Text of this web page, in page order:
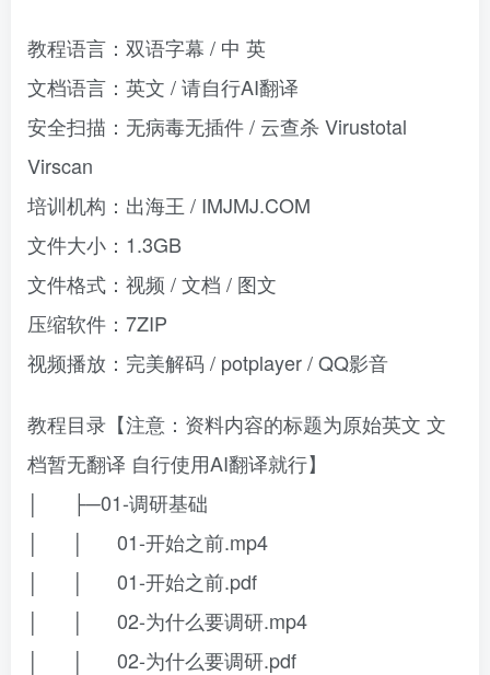
教程语言：双语字幕 / 中 英
文档语言：英文 / 请自行AI翻译
安全扫描：无病毒无插件 / 云查杀 Virustotal
Virscan
培训机构：出海王 / IMJMJ.COM
文件大小：1.3GB
文件格式：视频 / 文档 / 图文
压缩软件：7ZIP
视频播放：完美解码 / potplayer / QQ影音
教程目录【注意：资料内容的标题为原始英文 文
档暂无翻译 自行使用AI翻译就行】
│ ├─01-调研基础
│ │ 01-开始之前.mp4
│ │ 01-开始之前.pdf
│ │ 02-为什么要调研.mp4
│ │ 02-为什么要调研.pdf